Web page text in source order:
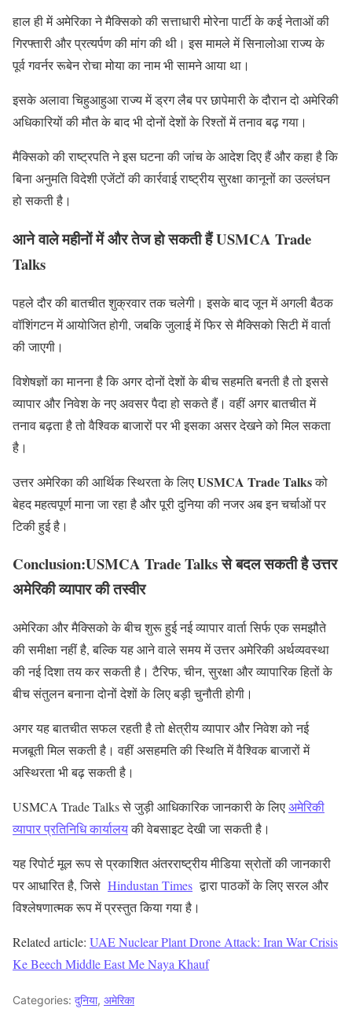
हाल ही में अमेरिका ने मैक्सिको की सत्ताधारी मोरेना पार्टी के कई नेताओं की
गिरफ्तारी और प्रत्यर्पण की मांग की थी। इस मामले में सिनालोआ राज्य के
पूर्व गवर्नर रूबेन रोचा मोया का नाम भी सामने आया था।
इसके अलावा चिहुआहुआ राज्य में ड्रग लैब पर छापेमारी के दौरान दो अमेरिकी
अधिकारियों की मौत के बाद भी दोनों देशों के रिश्तों में तनाव बढ़ गया।
मैक्सिको की राष्ट्रपति ने इस घटना की जांच के आदेश दिए हैं और कहा है कि
बिना अनुमति विदेशी एजेंटों की कार्रवाई राष्ट्रीय सुरक्षा कानूनों का उल्लंघन
हो सकती है।
आने वाले महीनों में और तेज हो सकती हैं USMCA Trade
Talks
पहले दौर की बातचीत शुक्रवार तक चलेगी। इसके बाद जून में अगली बैठक
वॉशिंगटन में आयोजित होगी, जबकि जुलाई में फिर से मैक्सिको सिटी में वार्ता
की जाएगी।
विशेषज्ञों का मानना है कि अगर दोनों देशों के बीच सहमति बनती है तो इससे
व्यापार और निवेश के नए अवसर पैदा हो सकते हैं। वहीं अगर बातचीत में
तनाव बढ़ता है तो वैश्विक बाजारों पर भी इसका असर देखने को मिल सकता
है।
उत्तर अमेरिका की आर्थिक स्थिरता के लिएUSMCA Trade Talksको
बेहद महत्वपूर्ण माना जा रहा है और पूरी दुनिया की नजर अब इन चर्चाओं पर
टिकी हुई है।
Conclusion:USMCA Trade Talks से बदल सकती है उत्तर
अमेरिकी व्यापार की तस्वीर
अमेरिका और मैक्सिको के बीच शुरू हुई नई व्यापार वार्ता सिर्फ एक समझौते
की समीक्षा नहीं है, बल्कि यह आने वाले समय में उत्तर अमेरिकी अर्थव्यवस्था
की नई दिशा तय कर सकती है। टैरिफ, चीन, सुरक्षा और व्यापारिक हितों के
बीच संतुलन बनाना दोनों देशों के लिए बड़ी चुनौती होगी।
अगर यह बातचीत सफल रहती है तो क्षेत्रीय व्यापार और निवेश को नई
मजबूती मिल सकती है। वहीं असहमति की स्थिति में वैश्विक बाजारों में
अस्थिरता भी बढ़ सकती है।
USMCA Trade Talks से जुड़ी आधिकारिक जानकारी के लिएअमेरिकी
व्यापार प्रतिनिधि कार्यालयकी वेबसाइट देखी जा सकती है।
यह रिपोर्ट मूल रूप से प्रकाशित अंतरराष्ट्रीय मीडिया स्रोतों की जानकारी
पर आधारित है, जिसे Hindustan Times द्वारा पाठकों के लिए सरल और
विश्लेषणात्मक रूप में प्रस्तुत किया गया है।
Related article: UAE Nuclear Plant Drone Attack: Iran War Crisis
Ke Beech Middle East Me Naya Khauf
Categories: दुनिया, अमेरिका